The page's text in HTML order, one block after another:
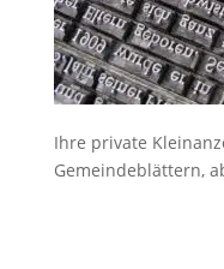
Ihre private
Gemeindeblättern,